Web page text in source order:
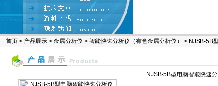
首页 > 产品展示 > 金属分析仪 > 智能快速分析仪（有色金属分析仪） > NJSB-5B
NJSB-5B型电脑智能快速